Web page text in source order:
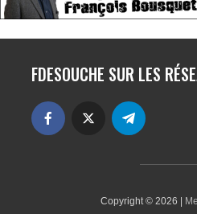
FDESOUCHE SUR LES
Copyright © 2026 |